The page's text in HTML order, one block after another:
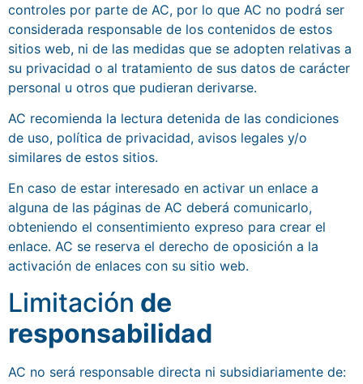
controles por parte de AC, por lo que AC no podrá ser
considerada responsable de los contenidos de estos
sitios web, ni de las medidas que se adopten relativas a
su privacidad o al tratamiento de sus datos de carácter
personal u otros que pudieran derivarse.
AC recomienda la lectura detenida de las condiciones
de uso, política de privacidad, avisos legales y/o
similares de estos sitios.
En caso de estar interesado en activar un enlace a
alguna de las páginas de AC deberá comunicarlo,
obteniendo el consentimiento expreso para crear el
enlace. AC se reserva el derecho de oposición a la
activación de enlaces con su sitio web.
Limitación de
responsabilidad
AC no será responsable directa ni subsidiariamente de: